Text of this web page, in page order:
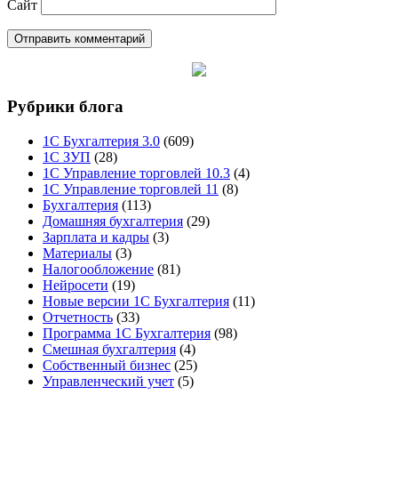
Сайт
Рубрики блога
1С Бухгалтерия 3.0 (609)
1С ЗУП (28)
1С Управление торговлей 10.3 (4)
1С Управление торговлей 11 (8)
Бухгалтерия (113)
Домашняя бухгалтерия (29)
Зарплата и кадры (3)
Материалы (3)
Налогообложение (81)
Нейросети (19)
Новые версии 1С Бухгалтерия (11)
Отчетность (33)
Программа 1С Бухгалтерия (98)
Смешная бухгалтерия (4)
Собственный бизнес (25)
Управленческий учет (5)